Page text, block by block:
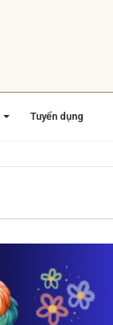
Tuyển dụng